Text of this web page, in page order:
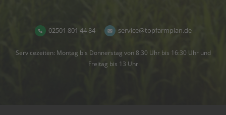
02501 801 44 84 service@topfarmplan.de
Servicezeiten: Montag bis Donnerstag von 8:30 Uhr bis 16:30 Uhr und
Freitag bis 13 Uhr